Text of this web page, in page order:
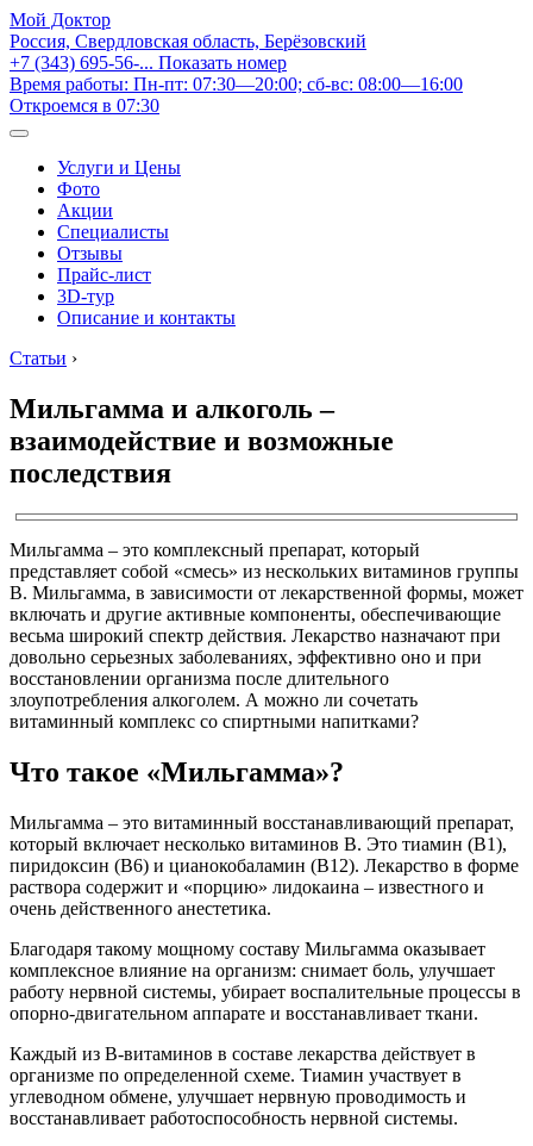
Мой Доктор
Россия, Свердловская область, Берёзовский
+7 (343) 695-56-... Показать номер
Время работы: Пн-пт: 07:30—20:00; сб-вс: 08:00—16:00
Откроемся в 07:30
Услуги и Цены
Фото
Акции
Специалисты
Отзывы
Прайс-лист
3D-тур
Описание и контакты
Статьи ›
Мильгамма и алкоголь –
взаимодействие и возможные
последствия
Мильгамма – это комплексный препарат, который
представляет собой «смесь» из нескольких витаминов группы
В. Мильгамма, в зависимости от лекарственной формы, может
включать и другие активные компоненты, обеспечивающие
весьма широкий спектр действия. Лекарство назначают при
довольно серьезных заболеваниях, эффективно оно и при
восстановлении организма после длительного
злоупотребления алкоголем. А можно ли сочетать
витаминный комплекс со спиртными напитками?
Что такое «Мильгамма»?
Мильгамма – это витаминный восстанавливающий препарат,
который включает несколько витаминов В. Это тиамин (В1),
пиридоксин (В6) и цианокобаламин (В12). Лекарство в форме
раствора содержит и «порцию» лидокаина – известного и
очень действенного анестетика.
Благодаря такому мощному составу Мильгамма оказывает
комплексное влияние на организм: снимает боль, улучшает
работу нервной системы, убирает воспалительные процессы в
опорно-двигательном аппарате и восстанавливает ткани.
Каждый из В-витаминов в составе лекарства действует в
организме по определенной схеме. Тиамин участвует в
углеводном обмене, улучшает нервную проводимость и
восстанавливает работоспособность нервной системы.